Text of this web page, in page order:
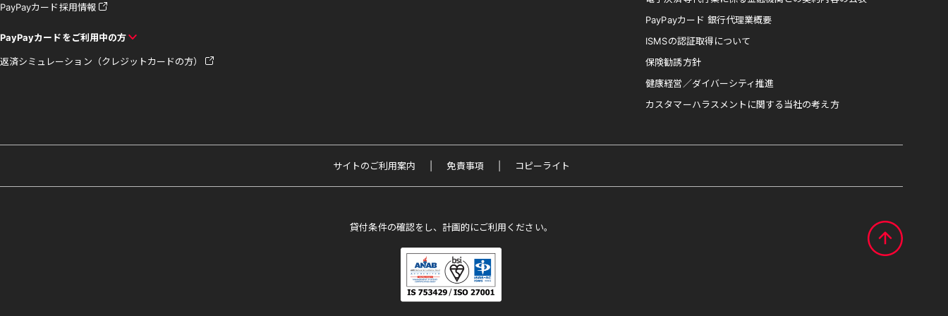
PayPayカード採用情報
PayPayカードをご利用中の方
返済シミュレーション（クレジットカードの方）
PayPayカード 銀行代理業概要
ISMSの認証取得について
保険勧誘方針
健康経営／ダイバーシティ推進
カスタマーハラスメントに関する当社の考え方
サイトのご利用案内 免責事項 コピーライト
貸付条件の確認をし、計画的にご利用ください。